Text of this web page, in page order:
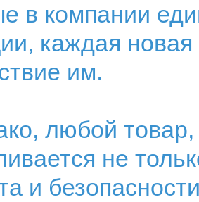
в компании
каждая
им.
любой товар,
не
и